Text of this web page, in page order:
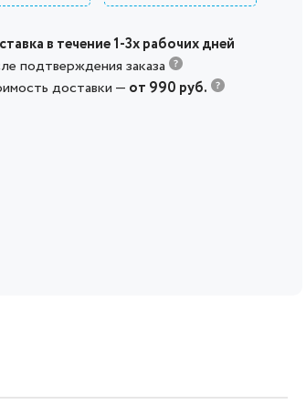
в течение 1-3х рабочих дней
подтверждения заказа
доставки — от 990 руб.